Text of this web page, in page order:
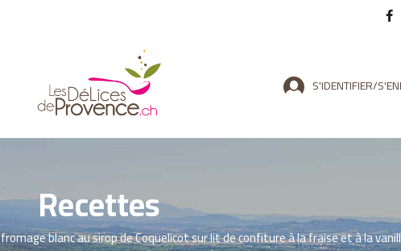
S'IDENTIFIER/
Recettes
blanc au sirop de Coquelicot sur lit de confiture à la fraise et à la